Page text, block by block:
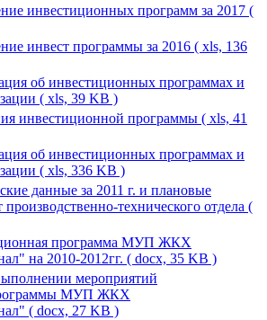
инвестиционных программ за 2017 (
инвест программы за 2016 ( xls, 136
об инвестиционных программах и
( xls, 39 KB )
инвестиционной программы ( xls, 41
об инвестиционных программах и
( xls, 336 KB )
данные за 2011 г. и плановые
технического отдела (
программа МУП ЖКХ
на 2010-2012гг. ( docx, 35 KB )
мероприятий
МУП ЖКХ
( docx, 27 KB )